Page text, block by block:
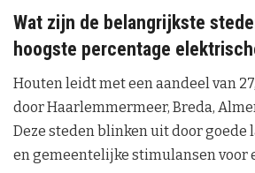
Wat zijn de belangrijkste
hoogste percentage
Houten leidt met een aandeel van
door Haarlemmermeer, Breda,
Deze steden blinken uit door
en gemeentelijke stimulansen voor